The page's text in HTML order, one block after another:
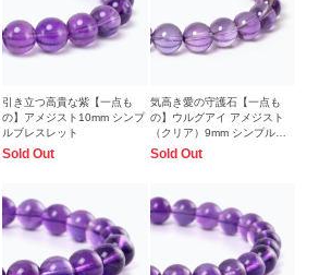
引き立つ高貴な紫【一点も
の】アメジスト10mm シンプ
ルブレスレット
Sold Out
気高き愛の守護石【一点も
の】ウルグアイ アメジスト
（クリア）9mm シンプルブ
レスレット
Sold Out